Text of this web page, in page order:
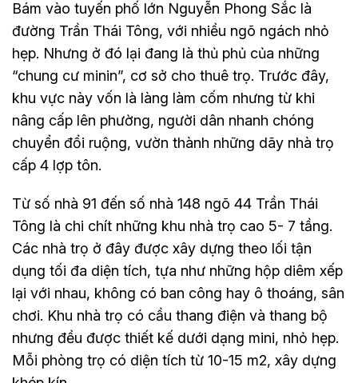
Bám vào tuyến phố lớn Nguyễn Phong Sắc là
đường Trần Thái Tông, với nhiều ngõ ngách nhỏ
hẹp. Nhưng ở đó lại đang là thủ phủ của những
“chung cư minin”, cơ sở cho thuê trọ. Trước đây,
khu vực này vốn là làng làm cốm nhưng từ khi
nâng cấp lên phường, người dân nhanh chóng
chuyển đổi ruộng, vườn thành những dãy nhà trọ
cấp 4 lợp tôn.
Từ số nhà 91 đến số nhà 148 ngõ 44 Trần Thái
Tông là chi chít những khu nhà trọ cao 5- 7 tầng.
Các nhà trọ ở đây được xây dựng theo lối tận
dụng tối đa diện tích, tựa như những hộp diêm xếp
lại với nhau, không có ban công hay ô thoáng, sân
chơi. Khu nhà trọ có cầu thang điện và thang bộ
nhưng đều được thiết kế dưới dạng mini, nhỏ hẹp.
Mỗi phòng trọ có diện tích từ 10-15 m2, xây dựng